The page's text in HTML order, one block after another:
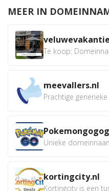
MEER IN
meevallers.nl
kortingcity.nl